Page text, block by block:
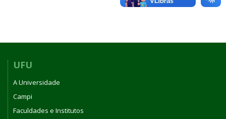
UFU
A Universidade
Campi
Faculdades e Institutos